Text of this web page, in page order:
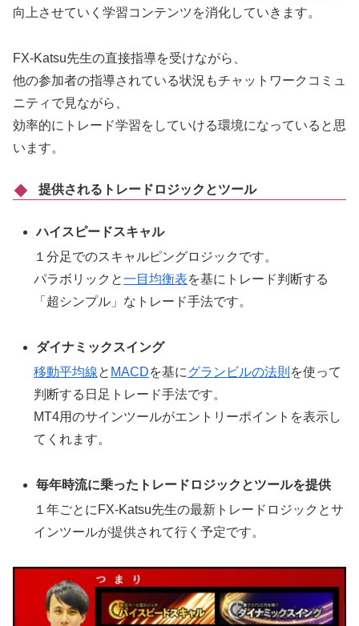
向上させていく学習コンテンツを消化していきます。
FX-Katsu先生の直接指導を受けながら、
他の参加者の指導されている状況もチャットワークコミュ
ニティで見ながら、
効率的にトレード学習をしていける環境になっていると思
います。
提供されるトレードロジックとツール
ハイスピードスキャル
１分足でのスキャルピングロジックです。
パラボリックと一目均衡表を基にトレード判断する
「超シンプル」なトレード手法です。
ダイナミックスイング
移動平均線と MACDを基にグランビルの法則 を使って
判断する日足トレード手法です。
MT4用のサインツールがエントリーポイントを表示し
てくれます。
毎年時流に乗ったトレードロジックとツールを提供
１年ごとにFX-Katsu先生の最新トレードロジックとサ
インツールが提供されて行く予定です。